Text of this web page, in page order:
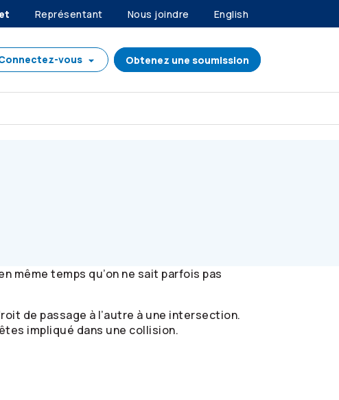
Représentant Nous joindre English
vous Obtenez une soumission
même temps qu’on ne sait parfois pas
de passage à l’autre à une intersection.
impliqué dans une collision.